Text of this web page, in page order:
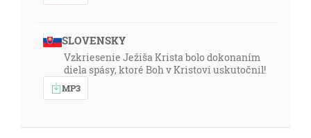
SLOVENSKY
Vzkriesenie Ježiša Krista bolo dokonaním
diela spásy, ktoré Boh v Kristovi uskutočnil!
MP3